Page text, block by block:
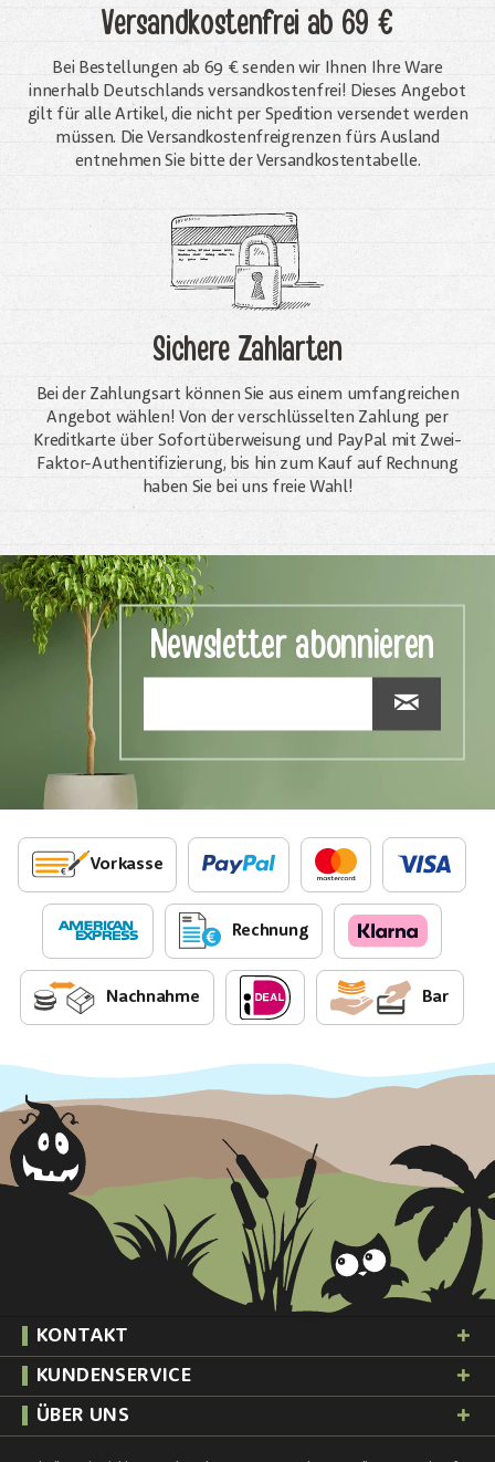
Versandkostenfreiab 69 €
Bei Bestellungen ab 69 € senden wir Ihnen Ihre Ware
innerhalb Deutschlands versandkostenfrei! Dieses Angebot
gilt für alle Artikel, die nicht per Spedition versendet werden
müssen. Die Versandkosten­freigrenzen fürs Ausland
entnehmen Sie bitte der Versandkostentabelle.
Sichere Zahlarten
Bei der Zahlungsart können Sie aus einem umfangreichen
Angebot wählen! Von der verschlüsselten Zahlung per
Kreditkarte über Sofortüberweisung und PayPal mit Zwei-
Faktor-Authentifizierung, bis hin zum Kauf auf Rechnung
haben Sie bei uns freie Wahl!
Newsletter abonnieren
Vorkasse
Rechnung
Nachnahme Bar
KONTAKT
KUNDENSERVICE
ÜBER UNS